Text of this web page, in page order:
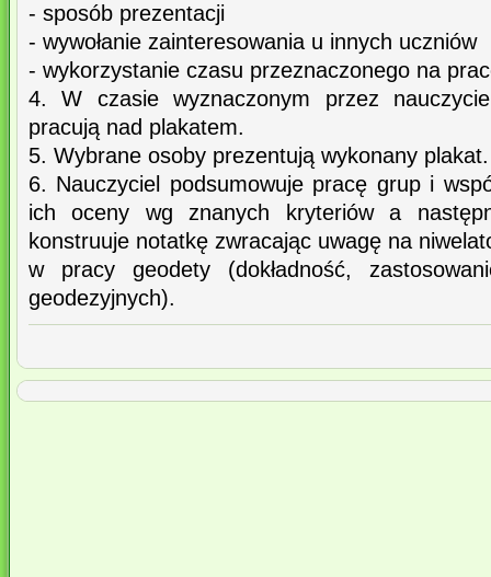
- sposób prezentacji
- wywołanie zainteresowania u innych uczniów
- wykorzystanie czasu przeznaczonego na
4. W czasie wyznaczonym przez
pracują nad plakatem.
5. Wybrane osoby prezentują wykonany plakat.
6. Nauczyciel podsumowuje pracę grup i
ich oceny wg znanych kryteriów a
konstruuje notatkę zwracając uwagę na
w pracy geodety (dokładność,
geodezyjnych).